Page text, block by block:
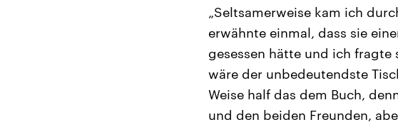
„Seltsamerweise kam ich
erwähnte einmal, dass sie
gesessen hätte und ich fragte
wäre der unbedeutendste
Weise half das dem Buch,
und den beiden Freunden,